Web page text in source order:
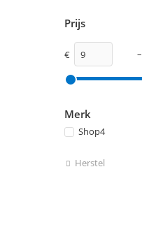
Prijs
€ –
Merk
Shop4
Herstel